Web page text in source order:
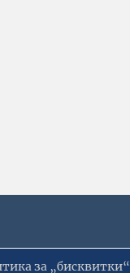
за „бисквитки“